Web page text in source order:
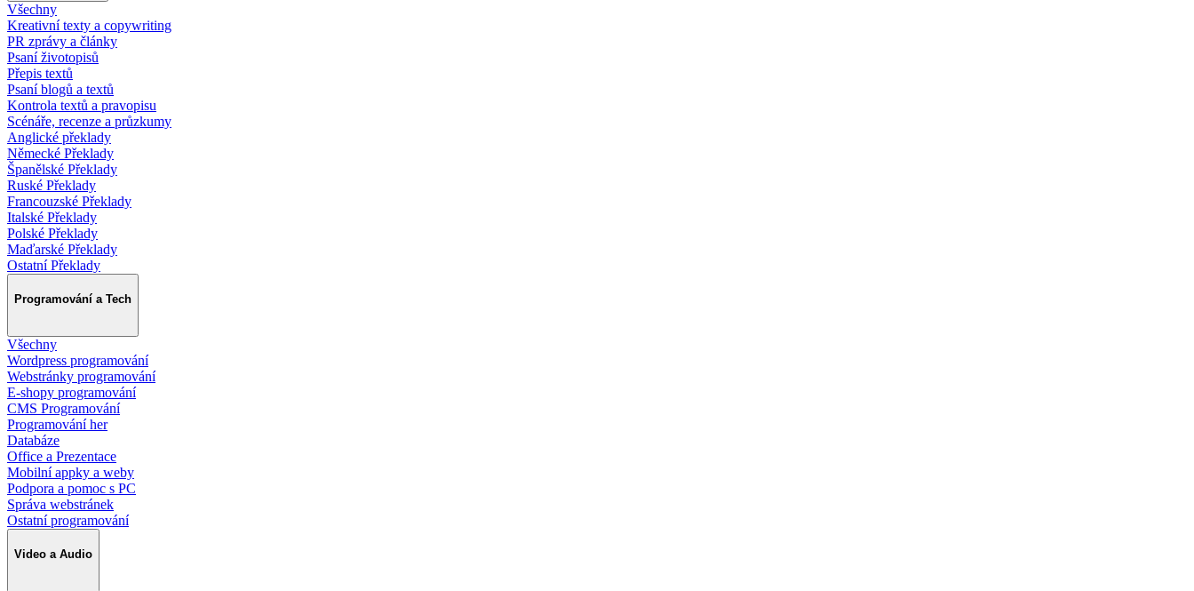
Všechny
Kreativní texty a copywriting
PR zprávy a články
Psaní životopisů
Přepis textů
Psaní blogů a textů
Kontrola textů a pravopisu
Scénáře, recenze a průzkumy
Anglické překlady
Německé Překlady
Španělské Překlady
Ruské Překlady
Francouzské Překlady
Italské Překlady
Polské Překlady
Maďarské Překlady
Ostatní Překlady
Programování a Tech
Všechny
Wordpress programování
Webstránky programování
E-shopy programování
CMS Programování
Programování her
Databáze
Office a Prezentace
Mobilní appky a weby
Podpora a pomoc s PC
Správa webstránek
Ostatní programování
Video a Audio